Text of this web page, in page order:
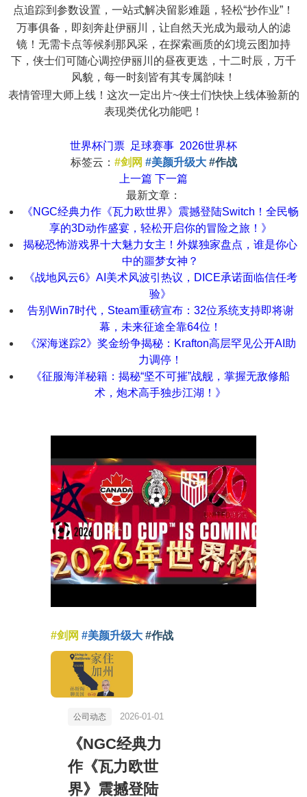
点追踪到参数设置，一站式解决留影难题，轻松“抄作业”！
万事俱备，即刻奔赴伊丽川，让自然天光成为最动人的滤
镜！无需卡点等候刹那风采，在探索画质的幻境云图加持
下，侠士们可随心调控伊丽川的昼夜更迭，十二时辰，万千
风貌，每一时刻皆有其专属韵味！
表情管理大师上线！这次一定出片~侠士们快快上线体验新的
表现类优化功能吧！
世界杯门票 足球赛事 2026世界杯
标签云： #剑网 #美颜升级大 #作战
上一篇 下一篇
最新文章：
《NGC经典力作《瓦力欧世界》震撼登陆Switch！全民畅
享的3D动作盛宴，轻松开启你的冒险之旅！》
揭秘恐怖游戏界十大魅力女主！外媒独家盘点，谁是你心
中的噩梦女神？
《战地风云6》AI美术风波引热议，DICE承诺面临信任考
验》
告别Win7时代，Steam重磅宣布：32位系统支持即将谢
幕，未来征途全靠64位！
《深海迷踪2》奖金纷争揭秘：Krafton高层罕见公开AI助
力调停！
《征服海洋秘籍：揭秘“坚不可摧”战舰，掌握无敌修船
术，炮术高手独步江湖！》
#剑网 #美颜升级大 #作战
公司动态 2026-01-01
《NGC经典力
作《瓦力欧世
界》震撼登陆